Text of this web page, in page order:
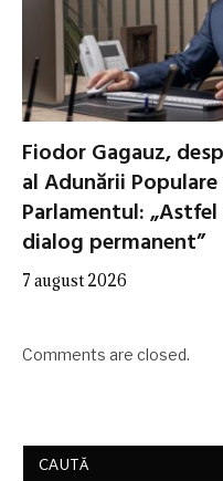
Fiodor Gagauz,
al Adunării
Parlamentul:
dialog permanent”
7 august 2026
Comments are closed.
CAUTĂ